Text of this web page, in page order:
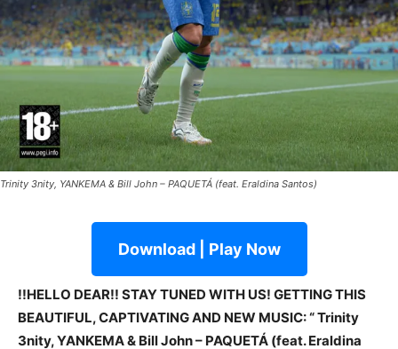
Trinity 3nity, YANKEMA & Bill John – PAQUETÁ (feat. Eraldina Santos)
Download | Play Now
!!HELLO DEAR!! STAY TUNED WITH US! GETTING THIS
BEAUTIFUL, CAPTIVATING AND NEW MUSIC: “ Trinity
3nity, YANKEMA & Bill John – PAQUETÁ (feat. Eraldina